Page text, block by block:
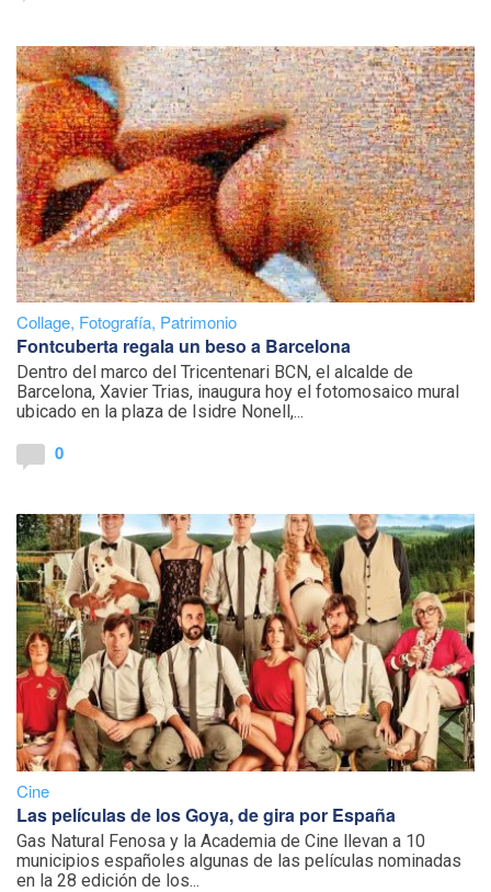
Collage, Fotografía, Patrimonio
Fontcuberta regala un beso a Barcelona
Dentro del marco del Tricentenari BCN, el alcalde de
Barcelona, Xavier Trias, inaugura hoy el fotomosaico mural
ubicado en la plaza de Isidre Nonell,...
0
Cine
Las películas de los Goya, de gira por España
Gas Natural Fenosa y la Academia de Cine llevan a 10
municipios españoles algunas de las películas nominadas
en la 28 edición de los...